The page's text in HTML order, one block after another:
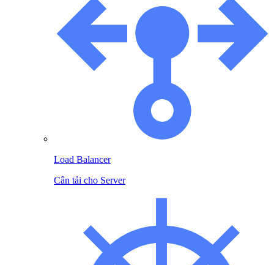
Load Balancer
Cân tải cho Server